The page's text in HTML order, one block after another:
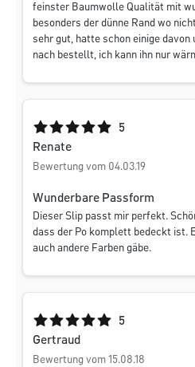
feinster Baumwolle Qualität mit
besonders der dünne Rand wo
sehr gut, hatte schon einige davon
nach bestellt, ich kann ihn nur
Durchschnittliche Bewertung
5
Renate
Bewertung vom 04.03.19
Wunderbare Passform
Dieser Slip passt mir perfekt.
dass der Po komplett bedeckt ist.
auch andere Farben gäbe.
Durchschnittliche Bewertung
5
Gertraud
Bewertung vom 15.08.18